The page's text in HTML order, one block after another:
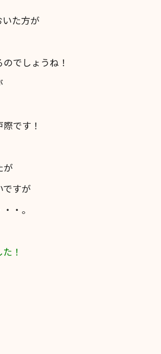
た方が
でしょうね！
です！
が
ですが
・。
！